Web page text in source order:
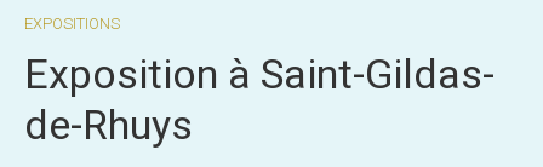
EXPOSITIONS
Exposition à Saint-Gildas-
de-Rhuys